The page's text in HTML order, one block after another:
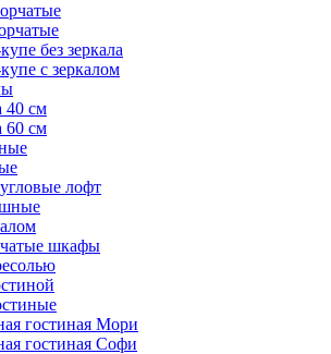
без зеркала
с зеркалом
см
см
лофт
шкафы
гостиная Мори
гостиная Софи